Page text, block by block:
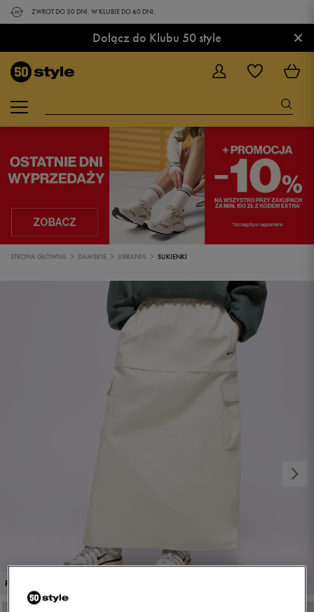
ZWROT DO 30 DNI. W KLUBIE DO 60 DNI.
Dołącz do Klubu 50 style ×
STRONA GŁÓWNA DAMSKIE UBRANIA SUKIENKI
PROMO: DO -30%